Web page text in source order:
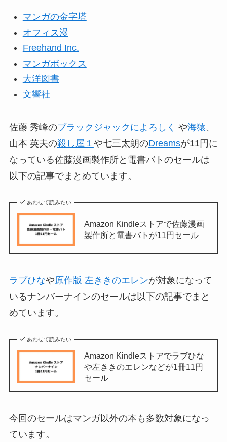
マンガの金字塔
オフィス漫
Freehand Inc.
マンガボックス
大洋図書
文響社
佐藤 秀峰のブラックジャックによろしく や海猿、
山本 英夫の殺し屋１ や七三太朗のDreamsが11円に
なっている佐藤漫画製作所と電書バトのセールは
以下の記事でまとめています。
あわせて読みたい
Amazon Kindleストアで佐藤漫画
製作所と電書バトが11円セール
ラブひなや原作版 左ききのエレンが対象になって
いるナンバーナインのセールは以下の記事でまと
めています。
あわせて読みたい
Amazon Kindleストアでラブひな
や左ききのエレンなどが1冊11円
セール
今回のセールはマンガ以外の本も多数対象になっ
ています。